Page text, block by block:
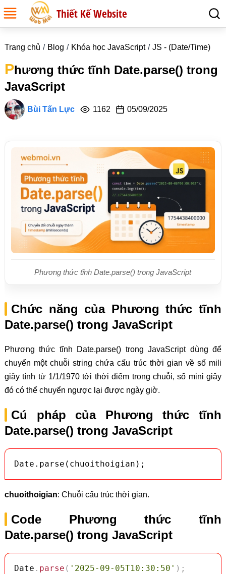
Thiết Kế Website
Trang chủ Blog Khóa học JavaScript JS - (Date/Time)
Phương thức tĩnh Date.parse() trong
JavaScript
Bùi Tấn Lực 1162 05/09/2025
Phương thức tĩnh Date.parse() trong JavaScript
Chức năng của Phương thức tĩnh
Date.parse() trong JavaScript
Phương thức tĩnh Date.parse() trong JavaScript dùng để
chuyển một chuỗi string chứa cấu trúc thời gian về số mili
giây tính từ 1/1/1970 tới thời điểm trong chuỗi, số mini giây
đó có thể chuyển ngược lại được ngày giờ.
Cú pháp của Phương thức tĩnh
Date.parse() trong JavaScript
Date.parse(chuoithoigian);
chuoithoigian: Chuỗi cấu trúc thời gian.
Code Phương thức tĩnh
Date.parse() trong JavaScript
Date . parse ( '2025-09-05T10:30:50' ) ;